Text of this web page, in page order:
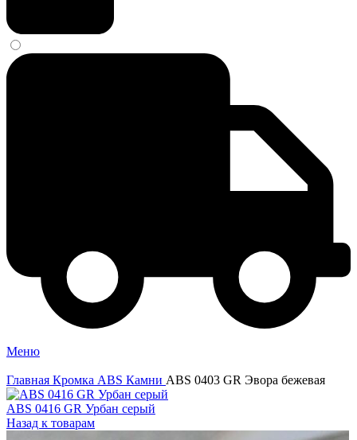
Меню
Главная Кромка ABS Камни ABS 0403 GR Эвора бежевая
ABS 0416 GR Урбан серый
Назад к товарам